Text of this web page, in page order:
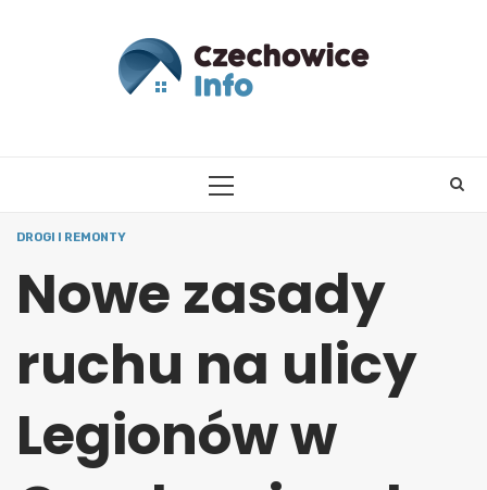
PRIMARY
DROGI I REMONTY
Nowe zasady
ruchu na ulicy
Legionów w